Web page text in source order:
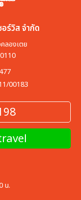
ร์วิส จำกัด
ลองเตย
00183
น.